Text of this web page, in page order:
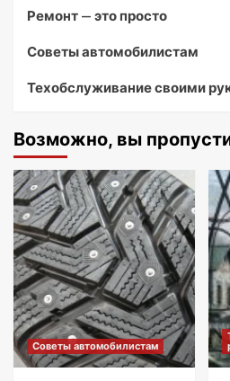
Ремонт — это просто
Советы автомобилистам
Техобслуживание своими
Возможно, вы
Советы автомобилистам